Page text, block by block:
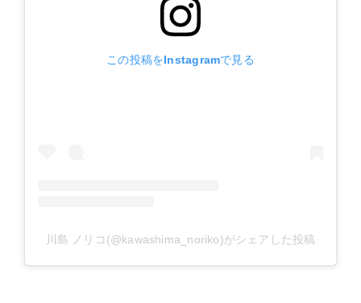
この投稿をInstagramで見る
川島 ノリコ(@kawashima_noriko)がシェアした投稿